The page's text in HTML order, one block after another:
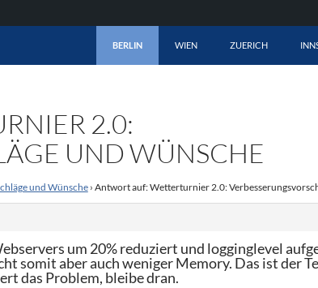
BERLIN
WIEN ZUERICH
2.0:
UND WÜNSCHE
und Wünsche › Antwort auf: Wetterturnier 2.0:
um 20% reduziert und logginglevel
somit aber auch weniger Memory. Das ist der
das Problem, bleibe dran.